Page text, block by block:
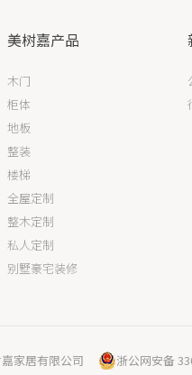
美树嘉产品
木门
柜体
地板
整装
楼梯
全屋定制
整木定制
私人定制
别墅豪宅装修
家居有限公司 浙公网安备